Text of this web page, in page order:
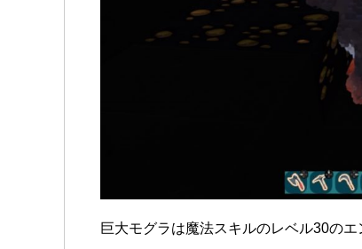
巨大モグラは魔法スキルのレベル30の